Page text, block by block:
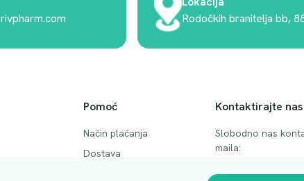
Rodočkih branitelja bb,
Pomoć
Način plaćanja
Dostava
Kontaktirajte nas
Slobodno nas
maila: